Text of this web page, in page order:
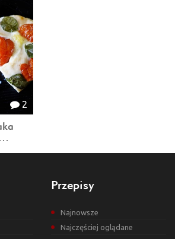
2
Przepisy
Najnowsze
Najczęściej oglądane